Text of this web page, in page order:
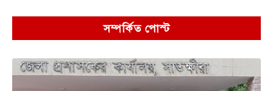
সম্পর্কিত পোস্ট